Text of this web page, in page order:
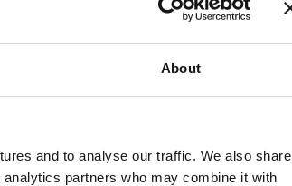
About
and to analyse our traffic. We also share
partners who may combine it with
48,50
47,95
13,50
12,95